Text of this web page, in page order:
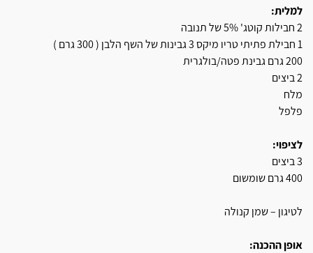
למלית:
2 חבילות קוטג' 5% של תנובה
1 חבילת פתיתי טריו מיקס 3 גבינות של השף הלבן ( 300 גרם )
200 גרם גבינת פטה/בולגרית
2 ביצים
מלח
פלפל
לציפוי:
3 ביצים
400 גרם שומשום
לטיגון – שמן קנולה
אופן ההכנה: